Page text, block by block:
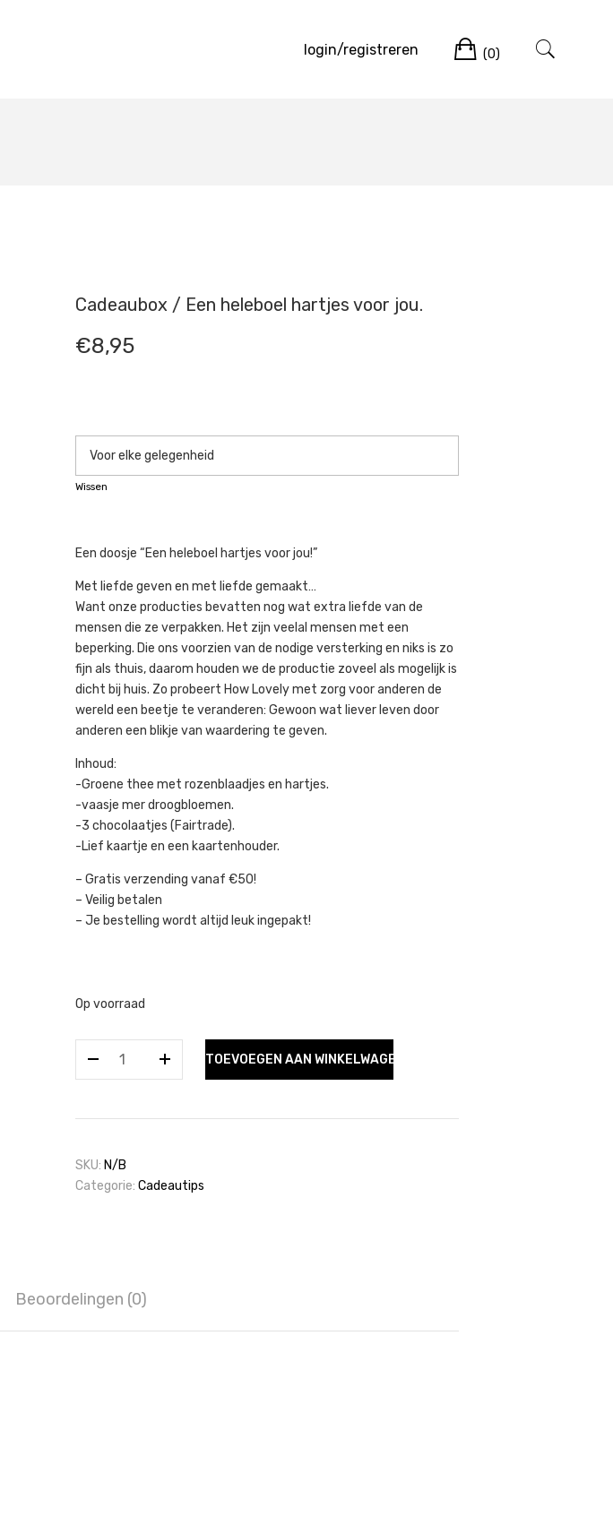
login/registreren (0)
Cadeaubox / Een heleboel hartjes voor jou.
€8,95
Wissen
Een doosje “Een heleboel hartjes voor jou!”
Met liefde geven en met liefde gemaakt…
Want onze producties bevatten nog wat extra liefde van de
mensen die ze verpakken. Het zijn veelal mensen met een
beperking. Die ons voorzien van de nodige versterking en niks is zo
fijn als thuis, daarom houden we de productie zoveel als mogelijk is
dicht bij huis. Zo probeert How Lovely met zorg voor anderen de
wereld een beetje te veranderen: Gewoon wat liever leven door
anderen een blikje van waardering te geven.
Inhoud:
-Groene thee met rozenblaadjes en hartjes.
-vaasje mer droogbloemen.
-3 chocolaatjes (Fairtrade).
-Lief kaartje en een kaartenhouder.
– Gratis verzending vanaf €50!
– Veilig betalen
– Je bestelling wordt altijd leuk ingepakt!
Op voorraad
jou.
aantal
TOEVOEGEN AAN WINKELWAGEN
SKU: N/B
Categorie: Cadeautips
Beoordelingen (0)